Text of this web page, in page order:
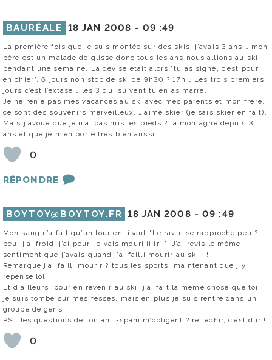
BAURÉALE 18 JAN 2008 - 09 :49
La première fois que je suis montée sur des skis, j’avais 3 ans … mon
père est un malade de glisse donc tous les ans nous allions au ski
pendant une semaine. La devise était alors "tu as signé, c’est pour
en chier". 6 jours non stop de ski de 9h30 ? 17h … Les trois premiers
jours c’est l’extase … les 3 qui suivent tu en as marre.
Je ne renie pas mes vacances au ski avec mes parents et mon frère,
ce sont des souvenirs merveilleux. J’aime skier (je sais skier en fait).
Mais j’avoue que je n’ai pas mis les pieds ? la montagne depuis 3
ans et que je m’en porte très bien aussi.
0
RÉPONDRE
BOYTOY@BOYTOY.FR 18 JAN 2008 -09 :49
Mon sang n’a fait qu’un tour en lisant "Le ravin se rapproche peu ?
peu, j’ai froid, j’ai peur, je vais mouriiiiiir !". J’ai revis le même
sentiment que j’avais quand j’ai failli mourir au ski !!!
Remarque j’ai failli mourir ? tous les sports, maintenant que j’y
repense lol.
Et d’ailleurs, pour en revenir au ski, j’ai fait la même chose que toi,
je suis tombé sur mes fesses, mais en plus je suis rentré dans un
groupe de gens !
PS : les questions de ton anti-spam m’obligent ? réfléchir, c’est dur !
0